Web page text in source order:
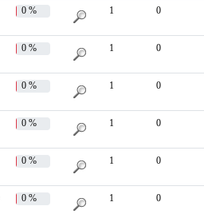
0 % 1 0
0 % 1 0
0 % 1 0
0 % 1 0
0 % 1 0
0 % 1 0